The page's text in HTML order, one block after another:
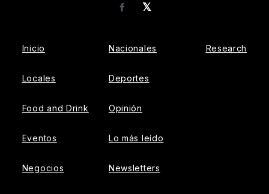
𝕏
Facebook
Inicio
Locales
Food and Drink
Eventos
Negocios
Nacionales
Deportes
Opinión
Lo más leído
Newsletters
Research